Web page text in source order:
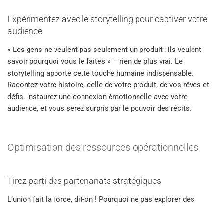
Expérimentez avec le storytelling pour captiver votre
audience
« Les gens ne veulent pas seulement un produit ; ils veulent
savoir pourquoi vous le faites » – rien de plus vrai. Le
storytelling apporte cette touche humaine indispensable.
Racontez votre histoire, celle de votre produit, de vos rêves et
défis. Instaurez une connexion émotionnelle avec votre
audience, et vous serez surpris par le pouvoir des récits.
Optimisation des ressources opérationnelles
Tirez parti des partenariats stratégiques
L’union fait la force, dit-on ! Pourquoi ne pas explorer des